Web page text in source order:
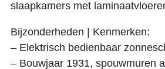
slaapkamers met
Bijzonderheden | Kenmerken:
– Elektrisch bedienbaar
– Bouwjaar 1931, spouwmuren